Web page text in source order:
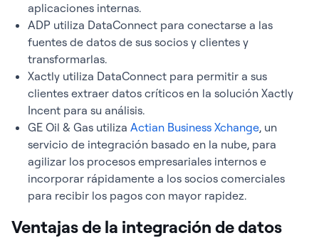
aplicaciones internas.
ADP utiliza DataConnect para conectarse a las
fuentes de datos de sus socios y clientes y
transformarlas.
Xactly utiliza DataConnect para permitir a sus
clientes extraer datos críticos en la solución Xactly
Incent para su análisis.
GE Oil & Gas utiliza Actian Business Xchange, un
servicio de integración basado en la nube, para
agilizar los procesos empresariales internos e
incorporar rápidamente a los socios comerciales
para recibir los pagos con mayor rapidez.
Ventajas de la integración de datos